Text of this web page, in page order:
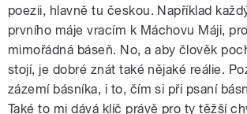
poezii, hlavně tu českou. Například
prvního máje vracím k Máchovu Máji,
mimořádná báseň. No, a aby člověk
stojí, je dobré znát také nějaké reálie.
zázemí básníka, i to, čím si při psaní
Také to mi dává klíč právě pro ty těžší